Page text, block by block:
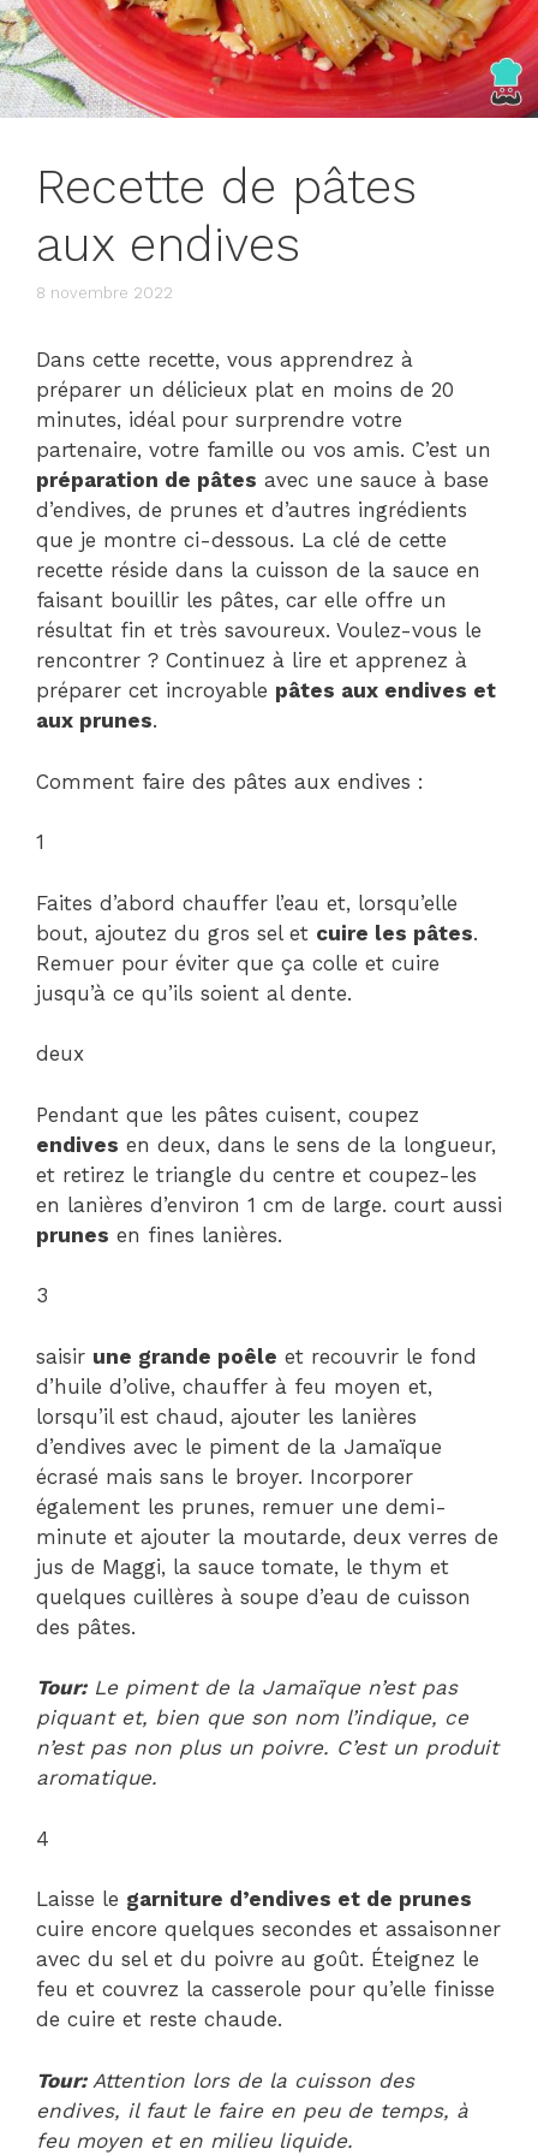
Recette de pâtes
aux endives
8 novembre 2022
Dans cette recette, vous apprendrez à
préparer un délicieux plat en moins de 20
minutes, idéal pour surprendre votre
partenaire, votre famille ou vos amis. C’est un
préparation de pâtes avec une sauce à base
d’endives, de prunes et d’autres ingrédients
que je montre ci-dessous. La clé de cette
recette réside dans la cuisson de la sauce en
faisant bouillir les pâtes, car elle offre un
résultat fin et très savoureux. Voulez-vous le
rencontrer ? Continuez à lire et apprenez à
préparer cet incroyable pâtes aux endives et
aux prunes.
Comment faire des pâtes aux endives :
1
Faites d’abord chauffer l’eau et, lorsqu’elle
bout, ajoutez du gros sel et cuire les pâtes.
Remuer pour éviter que ça colle et cuire
jusqu’à ce qu’ils soient al dente.
deux
Pendant que les pâtes cuisent, coupez
endives en deux, dans le sens de la longueur,
et retirez le triangle du centre et coupez-les
en lanières d’environ 1 cm de large. court aussi
prunes en fines lanières.
3
saisir une grande poêle et recouvrir le fond
d’huile d’olive, chauffer à feu moyen et,
lorsqu’il est chaud, ajouter les lanières
d’endives avec le piment de la Jamaïque
écrasé mais sans le broyer. Incorporer
également les prunes, remuer une demi-
minute et ajouter la moutarde, deux verres de
jus de Maggi, la sauce tomate, le thym et
quelques cuillères à soupe d’eau de cuisson
des pâtes.
Tour:Le piment de la Jamaïque n’est pas
piquant et, bien que son nom l’indique, ce
n’est pas non plus un poivre. C’est un produit
aromatique.
4
Laisse le garniture d’endives et de prunes
cuire encore quelques secondes et assaisonner
avec du sel et du poivre au goût. Éteignez le
feu et couvrez la casserole pour qu’elle finisse
de cuire et reste chaude.
Tour:Attention lors de la cuisson des
endives, il faut le faire en peu de temps, à
feu moyen et en milieu liquide.